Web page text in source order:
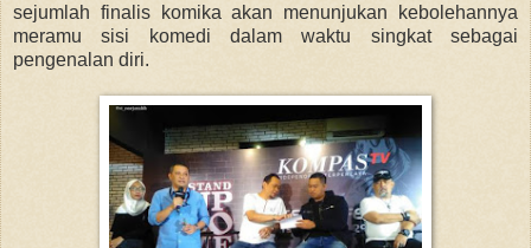
sejumlah finalis komika akan menunjukan kebolehannya
meramu sisi komedi dalam waktu singkat sebagai
pengenalan diri.